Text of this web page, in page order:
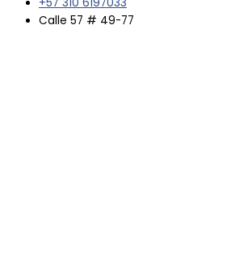
+57 310 6197033
Calle 57 # 49-77